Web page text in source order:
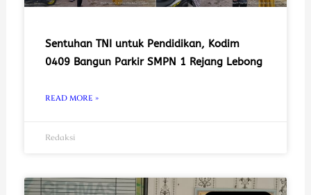
Sentuhan TNI untuk Pendidikan, Kodim
0409 Bangun Parkir SMPN 1 Rejang Lebong
READ MORE »
Redaksi